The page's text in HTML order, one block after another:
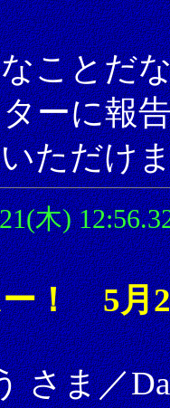
ことだ
ーに報
ただけ
木)
！ 5月
さま／